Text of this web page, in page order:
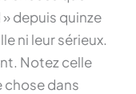
depuis quinze
ni leur sérieux.
Notez celle
chose dans